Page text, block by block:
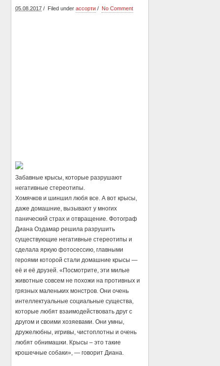
05.08.2017 Filed underассорти No Comment
Забавные крысы, которые разрушают
негативные стереотипы.
Хомячков и шиншил любя все. А вот крысы,
даже домашние, вызывают у многих
панический страх и отвращение. Фотограф
Диана Оздамар решила разрушить
существующие негативные стереотипы и
сделала яркую фотосессию, главными
героями которой стали домашние крысы —
её и её друзей. «Посмотрите, эти милые
животные совсем не похожи на противных и
грязных маленьких монстров. Они очень
интеллектуальные социальные существа,
которые любят взаимодействовать друг с
другом и своими хозяевами. Они умны,
дружелюбны, игривы, чистоплотны и очень
любят обнимашки. Крысы – это такие
крошечные собаки», — говорит Диана.